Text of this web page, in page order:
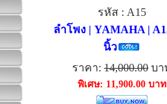
รหัส : A15
ลำโพง | YAMAHA |
นิ้ว
ราคา: 14,000.00 บา
พิเศษ: 11,900.00 บาท